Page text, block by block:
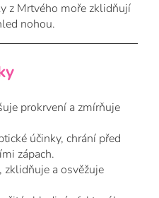
z Mrtvého moře zklidňují
nohou.
prokrvení a zmírňuje
účinky, chrání před
zápach.
zklidňuje a osvěžuje